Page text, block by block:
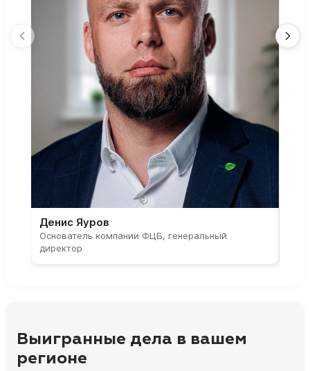
Денис Яуров
Основатель компании ФЦБ, генеральный
директор
Выигранные дела в вашем
регионе